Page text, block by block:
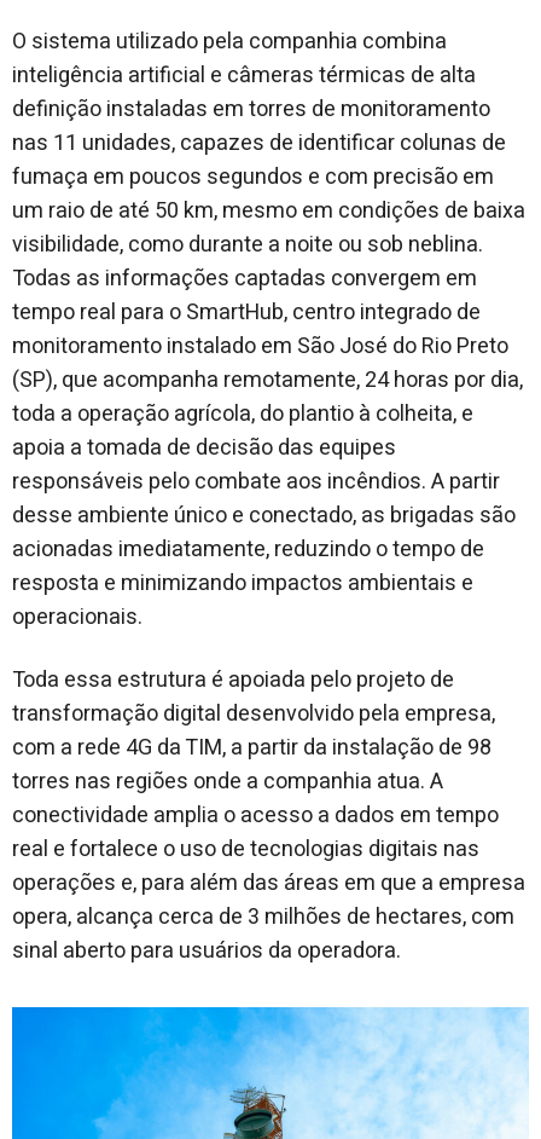
O sistema utilizado pela companhia combina
inteligência artificial e câmeras térmicas de alta
definição instaladas em torres de monitoramento
nas 11 unidades, capazes de identificar colunas de
fumaça em poucos segundos e com precisão em
um raio de até 50 km, mesmo em condições de baixa
visibilidade, como durante a noite ou sob neblina.
Todas as informações captadas convergem em
tempo real para o SmartHub, centro integrado de
monitoramento instalado em São José do Rio Preto
(SP), que acompanha remotamente, 24 horas por dia,
toda a operação agrícola, do plantio à colheita, e
apoia a tomada de decisão das equipes
responsáveis pelo combate aos incêndios. A partir
desse ambiente único e conectado, as brigadas são
acionadas imediatamente, reduzindo o tempo de
resposta e minimizando impactos ambientais e
operacionais.
Toda essa estrutura é apoiada pelo projeto de
transformação digital desenvolvido pela empresa,
com a rede 4G da TIM, a partir da instalação de 98
torres nas regiões onde a companhia atua. A
conectividade amplia o acesso a dados em tempo
real e fortalece o uso de tecnologias digitais nas
operações e, para além das áreas em que a empresa
opera, alcança cerca de 3 milhões de hectares, com
sinal aberto para usuários da operadora.